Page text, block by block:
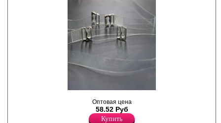
металлическими
креплениями, узкая 10 мм.
Оптовая цена
58.52 Руб
Купить